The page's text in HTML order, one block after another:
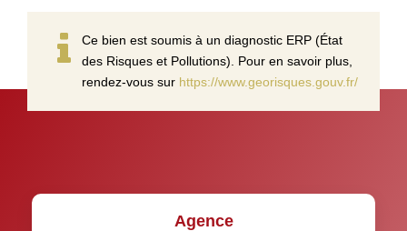
Ce bien est soumis à un diagnostic ERP (État
des Risques et Pollutions). Pour en savoir plus,
rendez-vous sur https://www.georisques.gouv.fr/
Agence